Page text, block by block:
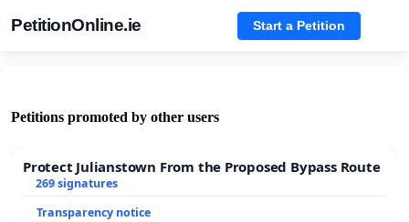
PetitionOnline.ie Start a Petition
Petitions promoted by other users
Protect Julianstown From the Proposed Bypass Route
269 signatures
Transparency notice